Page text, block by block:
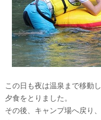
この日も夜は温泉まで移動
夕食をとりました。
その後、キャンプ場へ戻り